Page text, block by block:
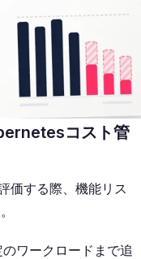
コスト管
価する際、機能リス
ワークロードまで追